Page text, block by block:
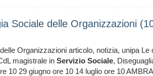
Sociale delle Organizzazioni
Organizzazioni articolo, notizia, unipa
magistrale in Servizio Sociale,
10 29 giugno ore 10 14 luglio ore 10